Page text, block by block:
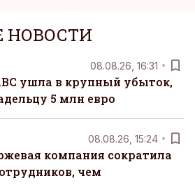
НОВОСТИ
08.08.26, 16:31
ушла в крупный убыток,
5 млн евро
08.08.26, 15:24
компания сократила
чем